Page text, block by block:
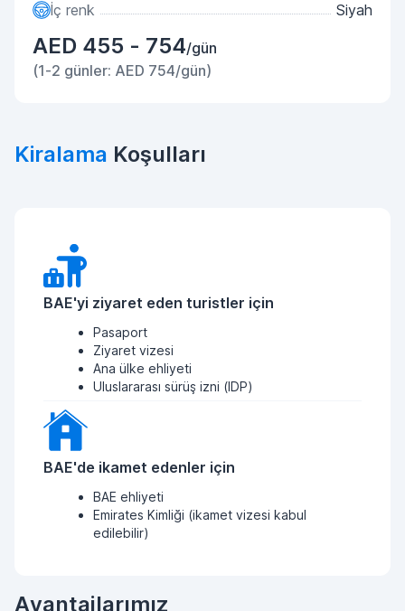
İç renk
Siyah
AED 455 - 754/gün
(1-2 günler: AED 754/gün)
Kiralama Koşulları
BAE'yi ziyaret eden turistler için
Pasaport
Ziyaret vizesi
Ana ülke ehliyeti
Uluslararası sürüş izni (IDP)
BAE'de ikamet edenler için
BAE ehliyeti
Emirates Kimliği (ikamet vizesi kabul
edilebilir)
Avantajlarımız